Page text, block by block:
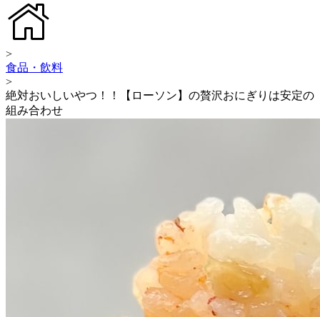
>
食品・飲料
>
絶対おいしいやつ！！【ローソン】の贅沢おにぎりは安定の
組み合わせ